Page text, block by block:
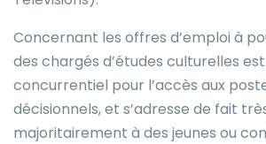
Concernant les offres d’emploi à
des chargés d’études culturelles
concurrentiel pour l’accès aux
décisionnels, et s’adresse de fait
majoritairement à des jeunes ou